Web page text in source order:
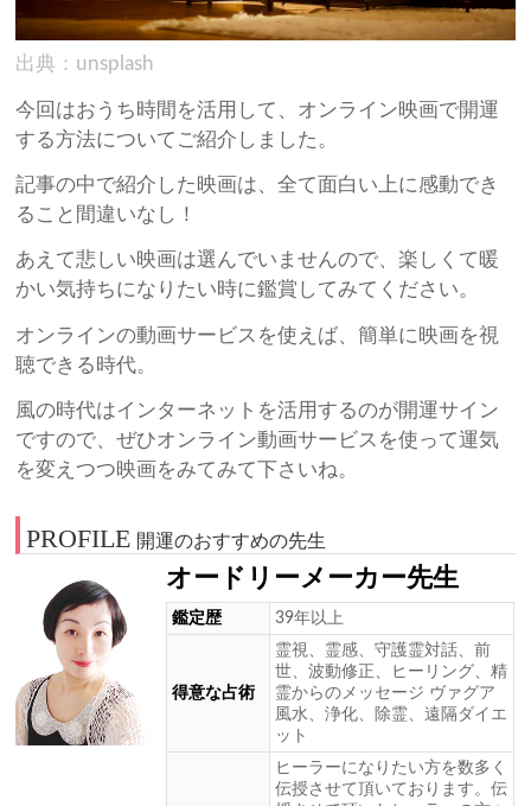
出典：unsplash
今回はおうち時間を活用して、オンライン映画で開運
する方法についてご紹介しました。
記事の中で紹介した映画は、全て面白い上に感動でき
ること間違いなし！
あえて悲しい映画は選んでいませんので、楽しくて暖
かい気持ちになりたい時に鑑賞してみてください。
オンラインの動画サービスを使えば、簡単に映画を視
聴できる時代。
風の時代はインターネットを活用するのが開運サイン
ですので、ぜひオンライン動画サービスを使って運気
を変えつつ映画をみてみて下さいね。
PROFILE 開運のおすすめの先生
オードリーメーカー先生
鑑定歴 39年以上
得意な占術
霊視、霊感、守護霊対話、前
世、波動修正、ヒーリング、精
霊からのメッセージ ヴァグア
風水、浄化、除霊、遠隔ダイエ
ット
ヒーラーになりたい方を数多く
伝授させて頂いております。伝